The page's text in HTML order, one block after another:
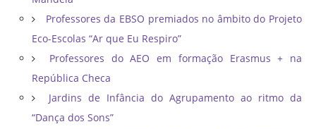
Professores da EBSO premiados no âmbito do Projeto
Eco-Escolas “Ar que Eu Respiro”
Professores do AEO em formação Erasmus + na
República Checa
Jardins de Infância do Agrupamento ao ritmo da
“Dança dos Sons”